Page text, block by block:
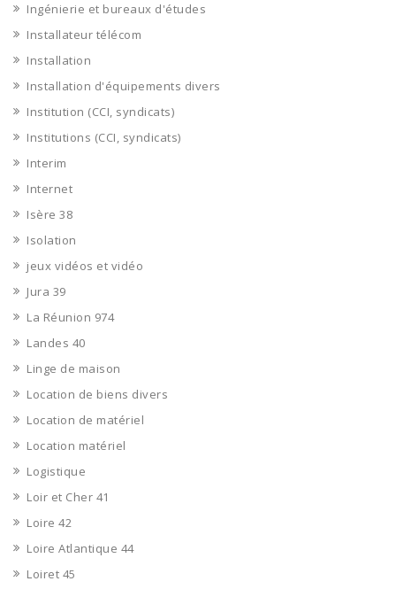
Ingénierie et bureaux d'études
Installateur télécom
Installation
Installation d'équipements divers
Institution (CCI, syndicats)
Institutions (CCI, syndicats)
Interim
Internet
Isère 38
Isolation
jeux vidéos et vidéo
Jura 39
La Réunion 974
Landes 40
Linge de maison
Location de biens divers
Location de matériel
Location matériel
Logistique
Loir et Cher 41
Loire 42
Loire Atlantique 44
Loiret 45